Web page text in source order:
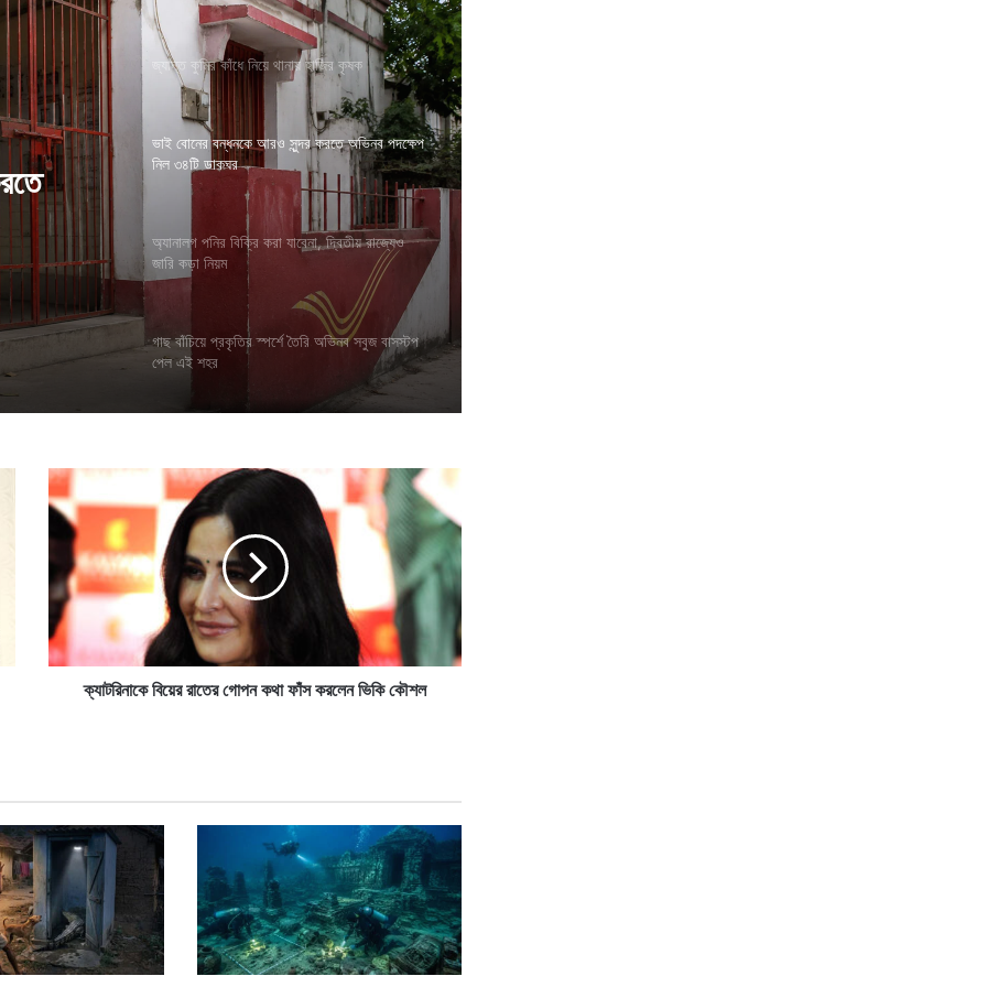
জ্যান্ত কুমির কাঁধে নিয়ে থানায় হাজির কৃষক
ভাই বোনের বন্ধনকে আরও সুন্দর করতে অভিনব পদক্ষেপ
নিল ৩৪টি ডাকঘর
অ্যানালগ পনির বিক্রি করা যাবেনা, দ্বিতীয় রাজ্যেও
জারি কড়া নিয়ম
গাছ বাঁচিয়ে প্রকৃতির স্পর্শে তৈরি অভিনব সবুজ বাসস্টপ
পেল এই শহর
ক্যা
ট
কে
বি
য়ে
র
রা
ক
থা
ফাঁ
স
ক
র
লে
ন
ক্যাটরিনাকে বিয়ের রাতের গোপন কথা ফাঁস করলেন ভিকি কৌশল